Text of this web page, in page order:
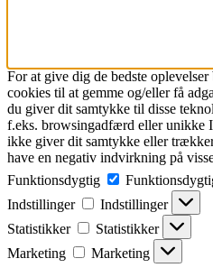
For at give dig de bedste
cookies til at gemme og/eller få
du giver dit samtykke til disse
f.eks. browsingadfærd eller unikke
ikke giver dit samtykke eller
have en negativ indvirkning på
Funktionsdygtig
Indstillinger
Indstillinger
Statistikker
Statistikker
Marketing
Marketing